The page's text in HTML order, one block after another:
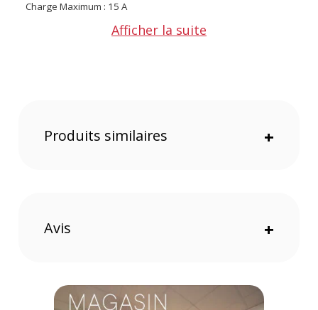
Charge Maximum : 15 A
relais situé en France continentale uniquement, valable uniquement
Afficher la suite
Produits similaires +
Avis +